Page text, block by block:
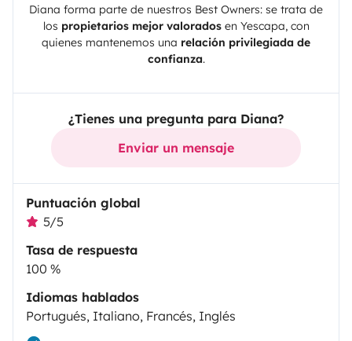
Diana forma parte de nuestros Best Owners: se trata de
los propietarios mejor valoradosen Yescapa, con
quienes mantenemos una relación privilegiada de
confianza.
¿Tienes una pregunta para Diana?
Enviar un mensaje
Puntuación global
5/5
Tasa de respuesta
100 %
Idiomas hablados
Portugués, Italiano, Francés, Inglés